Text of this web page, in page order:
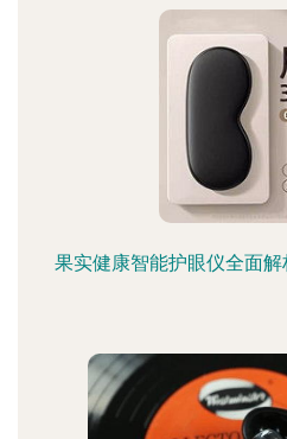
果实健康智能护眼仪全面